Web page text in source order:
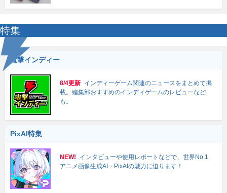
特集
電撃インディー
8/4更新 インディーゲーム関連のニュースをまとめて掲
載。編集部おすすめのインディゲームのレビューなど
も。
PixAI特集
NEW!
インタビューや使用レポートなどで、世界No.1
アニメ画像生成AI・PixAIの魅力に迫ります！